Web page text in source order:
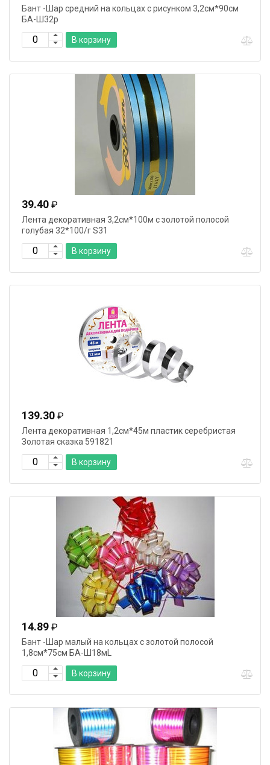
Бант -Шар средний на кольцах с рисунком 3,2см*90см
БА-Ш32р
В корзину
39.40 ₽
Лента декоративная 3,2см*100м с золотой полосой
голубая 32*100/г S31
В корзину
139.30 ₽
Лента декоративная 1,2см*45м пластик серебристая
Золотая сказка 591821
В корзину
14.89 ₽
Бант -Шар малый на кольцах с золотой полосой
1,8см*75см БА-Ш18мL
В корзину